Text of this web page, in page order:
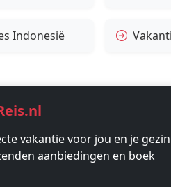
Indonesië
vakantie voor jou en je
aanbiedingen en boek